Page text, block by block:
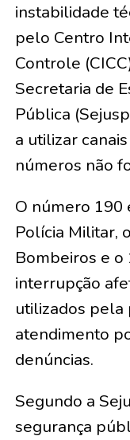
instabilidade
pelo Centro
Controle
Secretaria de
Pública
a utilizar
números não
O número 190
Polícia Militar,
Bombeiros e o
interrupção
utilizados pela
atendimento
denúncias.
Segundo a
segurança